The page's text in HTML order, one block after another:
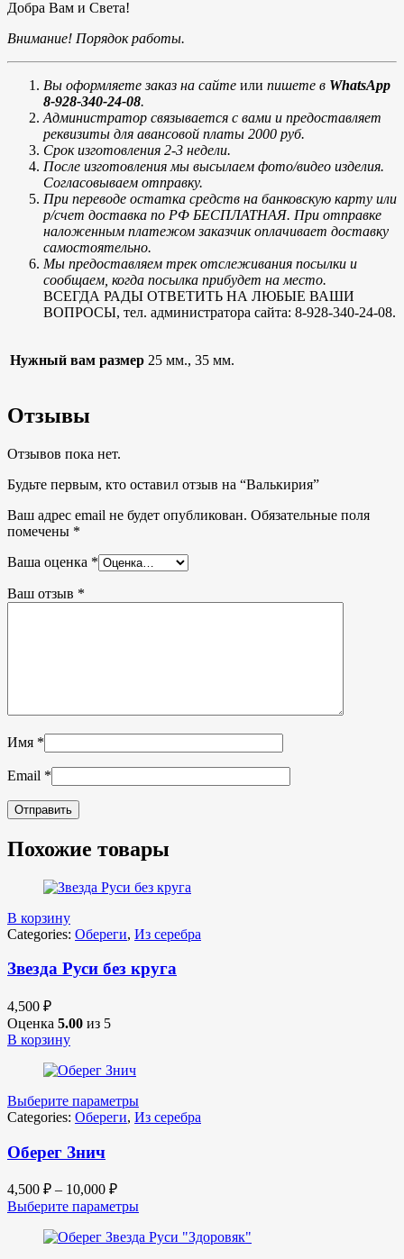
Добра Вам и Света!
Внимание! Порядок работы.
Вы оформляете заказ на сайте или пишете в WhatsApp
8-928-340-24-08.
Администратор связывается с вами и предоставляет
реквизиты для авансовой платы 2000 руб.
Срок изготовления 2-3 недели.
После изготовления мы высылаем фото/видео изделия.
Согласовываем отправку.
При переводе остатка средств на банковскую карту или
р/счет доставка по РФ БЕСПЛАТНАЯ. При отправке
наложенным платежом заказчик оплачивает доставку
самостоятельно.
Мы предоставляем трек отслеживания посылки и
сообщаем, когда посылка прибудет на место.
ВСЕГДА РАДЫ ОТВЕТИТЬ НА ЛЮБЫЕ ВАШИ
ВОПРОСЫ, тел. администратора сайта: 8-928-340-24-08.
Нужный вам размер 25 мм., 35 мм.
Отзывы
Отзывов пока нет.
Будьте первым, кто оставил отзыв на “Валькирия”
Ваш адрес email не будет опубликован. Обязательные поля
помечены *
Ваша оценка *
Ваш отзыв *
Имя *
Email *
Похожие товары
В корзину
Categories: Обереги, Из серебра
Звезда Руси без круга
4,500 ₽
Оценка 5.00 из 5
В корзину
Выберите параметры
Categories: Обереги, Из серебра
Оберег Знич
4,500 ₽ – 10,000 ₽
Выберите параметры